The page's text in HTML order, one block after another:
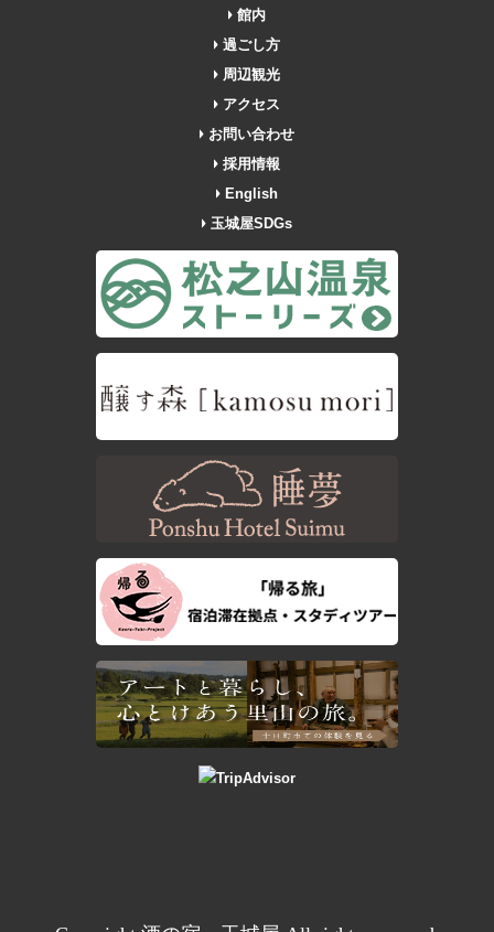
館内
過ごし方
周辺観光
アクセス
お問い合わせ
採用情報
English
玉城屋SDGs